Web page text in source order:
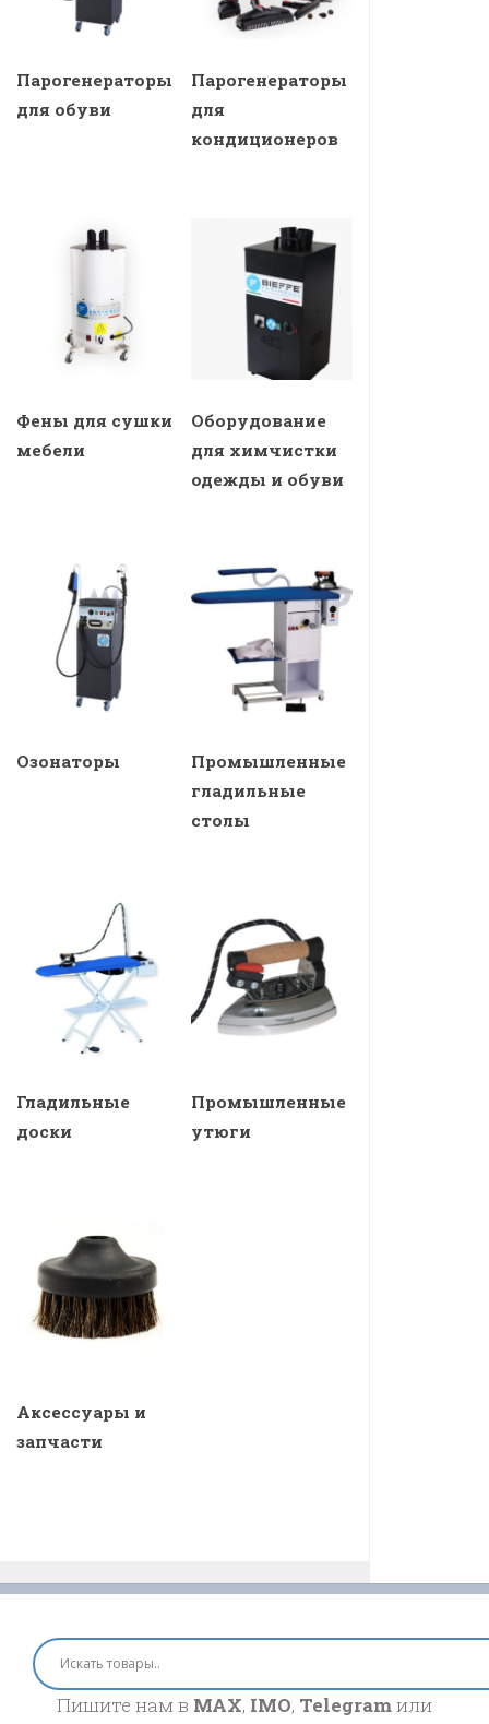
Парогенераторы
для обуви
Парогенераторы
для
кондиционеров
Фены для сушки
мебели
Оборудование
для химчистки
одежды и обуви
Озонаторы
Промышленные
гладильные
столы
Гладильные
доски
Промышленные
утюги
Аксессуары и
запчасти
Пишите нам в MAX, IMO, Telegramили